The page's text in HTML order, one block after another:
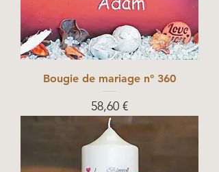
Bougie de mariage n° 360
Prix
58,60 €